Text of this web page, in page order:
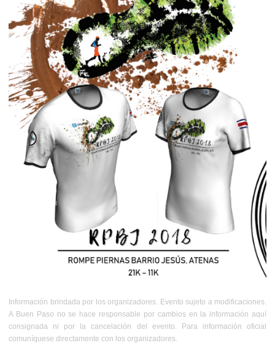
Información brindada por los organizadores. Evento sujeto a modificaciones.
A Buen Paso no se hace responsable por cambios en la información aquí
consignada ni por la cancelación del evento. Para información oficial
comuníquese directamente con los organizadores.